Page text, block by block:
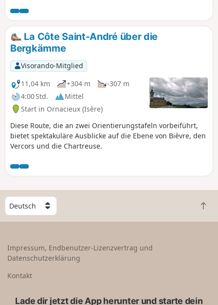
genießen Sie interessante Ausblicke auf die umliegenden
Berge.
La Côte Saint-André über die
Bergkämme
Visorando-Mitglied
11,04 km
+304 m
-307 m
4:00 Std.
Mittel
Start in Ornacieux (Isère)
Diese Route, die an zwei Orientierungstafeln vorbeiführt,
bietet spektakuläre Ausblicke auf die Ebene von Bièvre, den
Vercors und die Chartreuse.
W
ä
h
e
n
Z
u
Impressum, Endbenutzer-Lizenzvertrag und
Datenschutzerklärung
Kontakt
Lade dir jetzt die App herunter und starte dein